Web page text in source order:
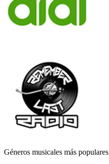
Géneros musicales más populares